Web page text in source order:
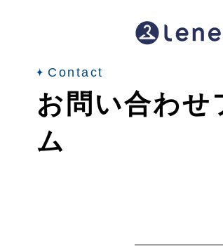
Contact
お問い合わせ
ム